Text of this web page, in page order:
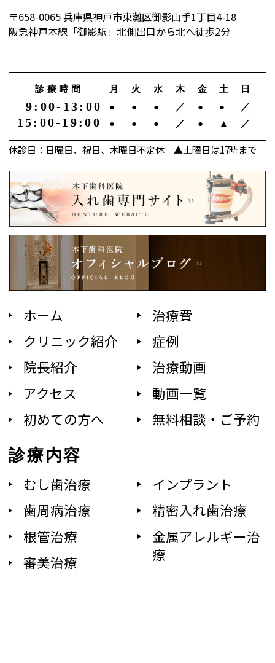
〒658-0065 兵庫県神戸市東灘区御影山手1丁目4-18
阪急神戸本線「御影駅」北側出口から北へ徒歩2分
診療時間 月 火 水 木 金 土 日
9:00-13:00 ● ● ● ／ ● ● ／
15:00-19:00 ● ● ● ／ ● ▲ ／
休診日：日曜日、祝日、木曜日不定休 ▲土曜日は17時まで
ホーム
クリニック紹介
院長紹介
アクセス
初めての方へ
治療費
症例
治療動画
動画一覧
無料相談・ご予約
診療内容
むし歯治療
歯周病治療
根管治療
審美治療
インプラント
精密入れ歯治療
金属アレルギー治
療